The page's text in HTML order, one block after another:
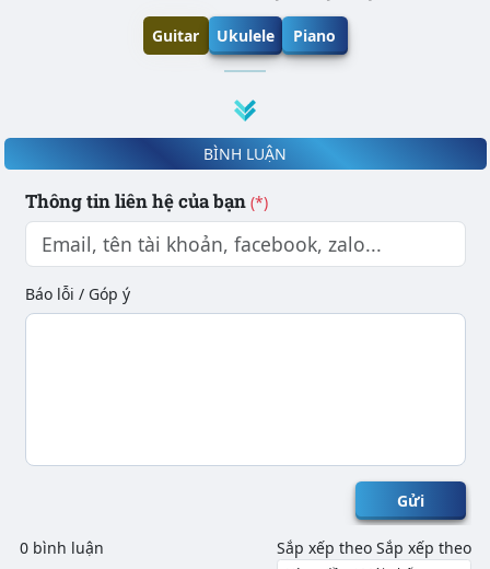
Guitar Ukulele Piano
BÌNH LUẬN
Thông tin liên hệ của bạn (*)
Báo lỗi / Góp ý
Gửi
0 bình luận Sắp xếp theo Sắp xếp theo